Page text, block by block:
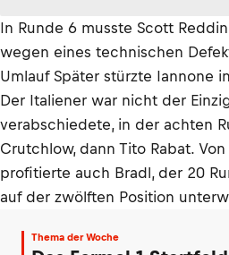
In Runde 6 musste Scott
wegen eines technischen
Umlauf Später stürzte Iannone
Der Italiener war nicht der
verabschiedete, in der achten
Crutchlow, dann Tito Rabat.
profitierte auch Bradl, der 20
auf der zwölften Position
Thema der Woche